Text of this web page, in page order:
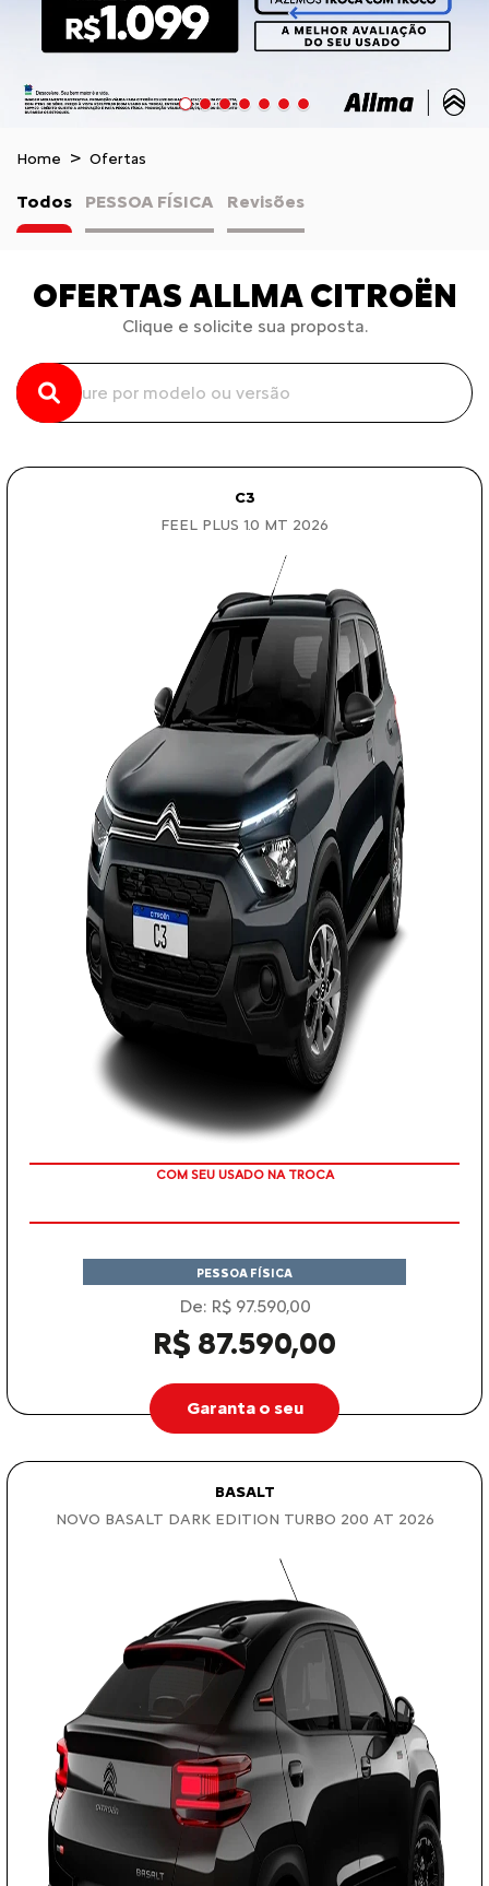
Home Ofertas
Todos PESSOA FÍSICA Revisões
OFERTAS ALLMA CITROËN
Clique e solicite sua proposta.
C3
FEEL PLUS 1.0 MT 2026
TAXA ZERO
PESSOA FÍSICA
De: R$ 97.590,00
R$ 87.590,00
Garanta o seu
BASALT
NOVO BASALT DARK EDITION TURBO 200 AT 2026